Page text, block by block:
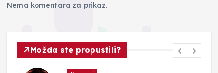
Nema komentara za prikaz.
Možda ste propustili?